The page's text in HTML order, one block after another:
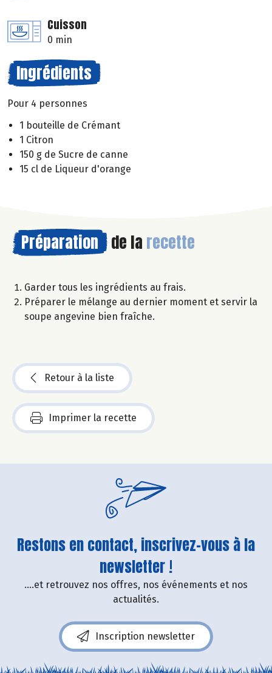
Cuisson
0 min
Ingrédients
Pour 4 personnes
1 bouteille de Crémant
1 Citron
150 g de Sucre de canne
15 cl de Liqueur d'orange
Préparation de la recette
Garder tous les ingrédients au frais.
Préparer le mélange au dernier moment et servir la
soupe angevine bien fraîche.
Retour à la liste
Imprimer la recette
Restons en contact, inscrivez-vous à la
newsletter !
....et retrouvez nos offres, nos événements et nos
actualités.
Inscription newsletter